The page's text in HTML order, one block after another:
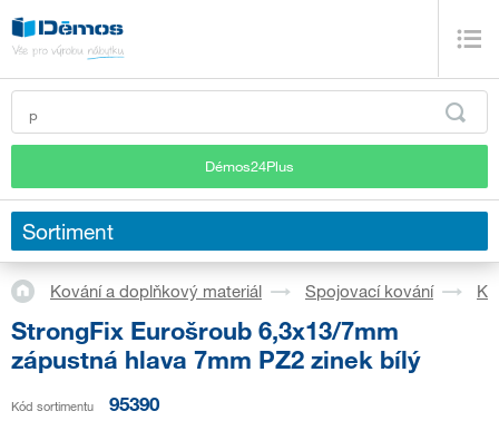
Démos24Plus
Sortiment
Kování a doplňkový materiál Spojovací kování
StrongFix Eurošroub 6,3x13/7mm
zápustná hlava 7mm PZ2 zinek bílý
Kód sortimentu 95390